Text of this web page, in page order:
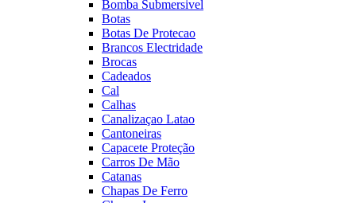
Bomba Submersivel
Botas
Botas De Protecao
Brancos Electridade
Brocas
Cadeados
Cal
Calhas
Canalizaçao Latao
Cantoneiras
Capacete Proteção
Carros De Mão
Catanas
Chapas De Ferro